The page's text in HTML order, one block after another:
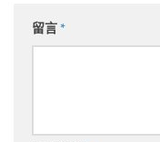
留言*